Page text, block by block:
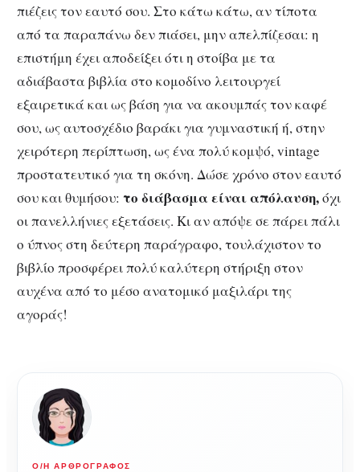
πιέζεις τον εαυτό σου. Στο κάτω κάτω, αν τίποτα
από τα παραπάνω δεν πιάσει, μην απελπίζεσαι: η
επιστήμη έχει αποδείξει ότι η στοίβα με τα
αδιάβαστα βιβλία στο κομοδίνο λειτουργεί
εξαιρετικά και ως βάση για να ακουμπάς τον καφέ
σου, ως αυτοσχέδιο βαράκι για γυμναστική ή, στην
χειρότερη περίπτωση, ως ένα πολύ κομψό, vintage
προστατευτικό για τη σκόνη. Δώσε χρόνο στον εαυτό
σου και θυμήσου: το διάβασμα είναι απόλαυση,όχι
οι πανελλήνιες εξετάσεις. Κι αν απόψε σε πάρει πάλι
ο ύπνος στη δεύτερη παράγραφο, τουλάχιστον το
βιβλίο προσφέρει πολύ καλύτερη στήριξη στον
αυχένα από το μέσο ανατομικό μαξιλάρι της
αγοράς!
Ο/Η ΑΡΘΡΟΓΡΆΦΟΣ